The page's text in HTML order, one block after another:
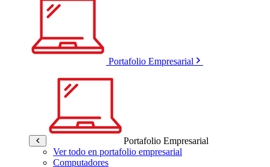
Portafolio Empresarial
Portafolio Empresarial
Ver todo en portafolio empresarial
Computadores